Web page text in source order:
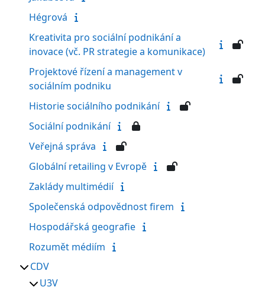
Hégrová
Kreativita pro sociální podnikání a
inovace (vč. PR strategie a komunikace)
Projektové řízení a management v
sociálním podniku
Historie sociálního podnikání
Sociální podnikání
Veřejná správa
Globální retailing v Evropě
Zaklády multimédií
Společenská odpovědnost firem
Hospodářská geografie
Rozumět médiím
CDV
U3V